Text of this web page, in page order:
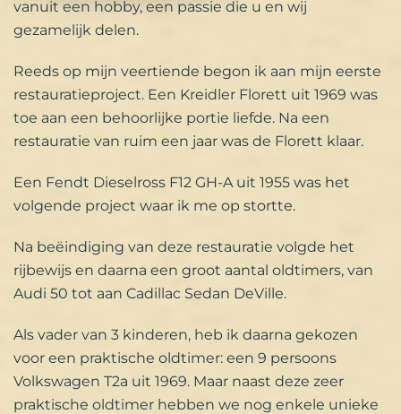
vanuit een hobby, een passie die u en wij
gezamelijk delen.
Reeds op mijn veertiende begon ik aan mijn eerste
restauratieproject. Een Kreidler Florett uit 1969 was
toe aan een behoorlijke portie liefde. Na een
restauratie van ruim een jaar was de Florett klaar.
Een Fendt Dieselross F12 GH-A uit 1955 was het
volgende project waar ik me op stortte.
Na beëindiging van deze restauratie volgde het
rijbewijs en daarna een groot aantal oldtimers, van
Audi 50 tot aan Cadillac Sedan DeVille.
Als vader van 3 kinderen, heb ik daarna gekozen
voor een praktische oldtimer: een 9 persoons
Volkswagen T2a uit 1969. Maar naast deze zeer
praktische oldtimer hebben we nog enkele unieke